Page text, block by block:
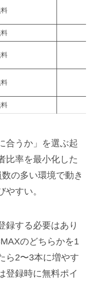
合うか」を選ぶ起
比率を最小化した
の多い環境で動き
すい。
録する必要はあり
のどちらかを1
ら2〜3本に増やす
登録時に無料ポイ